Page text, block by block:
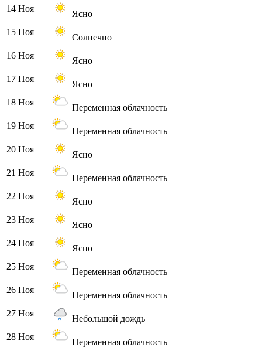
14 Ноя
Ясно
15 Ноя
Солнечно
16 Ноя
Ясно
17 Ноя
Ясно
18 Ноя
Переменная облачность
19 Ноя
Переменная облачность
20 Ноя
Ясно
21 Ноя
Переменная облачность
22 Ноя
Ясно
23 Ноя
Ясно
24 Ноя
Ясно
25 Ноя
Переменная облачность
26 Ноя
Переменная облачность
27 Ноя
Небольшой дождь
28 Ноя
Переменная облачность